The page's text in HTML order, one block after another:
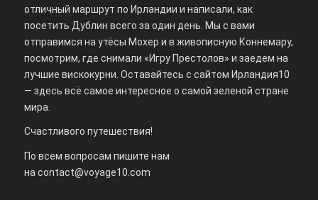
отличный маршрут по Ирландии и написали, как
посетить Дублин всего за один день. Мы с вами
отправимся на утёсы Мохер и в живописную Коннемару,
посмотрим, где снимали «Игру Престолов» и заедем на
лучшие вискокурни. Оставайтесь с сайтом Ирландия10
— здесь всё самое интересное о самой зеленой стране
мира.
Счастливого путешествия!
По всем вопросам пишите нам
наcontact@voyage10.com